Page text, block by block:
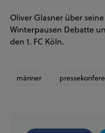
Oliver Glasner über
Winterpausen Debatte
den 1. FC Köln.
männer